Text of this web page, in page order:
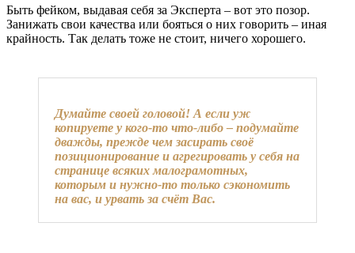
Быть фейком, выдавая себя за Эксперта – вот это позор.
Занижать свои качества или бояться о них говорить – иная
крайность. Так делать тоже не стоит, ничего хорошего.
Думайте своей головой! А если уж
копируете у кого-то что-либо – подумайте
дважды, прежде чем засирать своё
позиционирование и агрегировать у себя на
странице всяких малограмотных,
которым и нужно-то только сэкономить
на вас, и урвать за счёт Вас.